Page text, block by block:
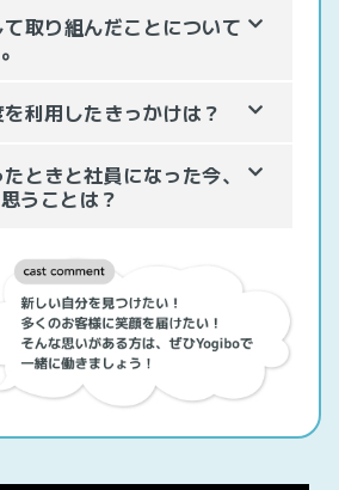
取り組んだことについて
利用したきっかけは？
ときと社員になった今、
うことは？